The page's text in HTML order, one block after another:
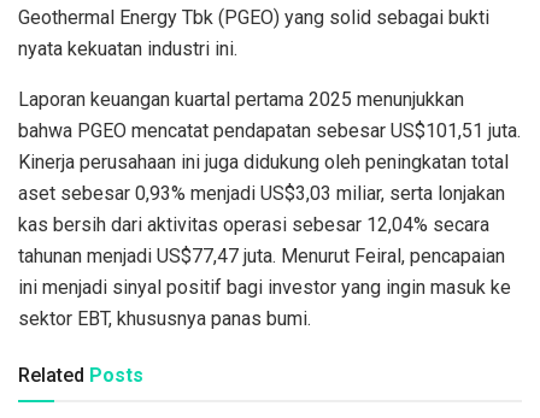
Geothermal Energy Tbk (PGEO) yang solid sebagai bukti
nyata kekuatan industri ini.
Laporan keuangan kuartal pertama 2025 menunjukkan
bahwa PGEO mencatat pendapatan sebesar US$101,51 juta.
Kinerja perusahaan ini juga didukung oleh peningkatan total
aset sebesar 0,93% menjadi US$3,03 miliar, serta lonjakan
kas bersih dari aktivitas operasi sebesar 12,04% secara
tahunan menjadi US$77,47 juta. Menurut Feiral, pencapaian
ini menjadi sinyal positif bagi investor yang ingin masuk ke
sektor EBT, khususnya panas bumi.
Related Posts